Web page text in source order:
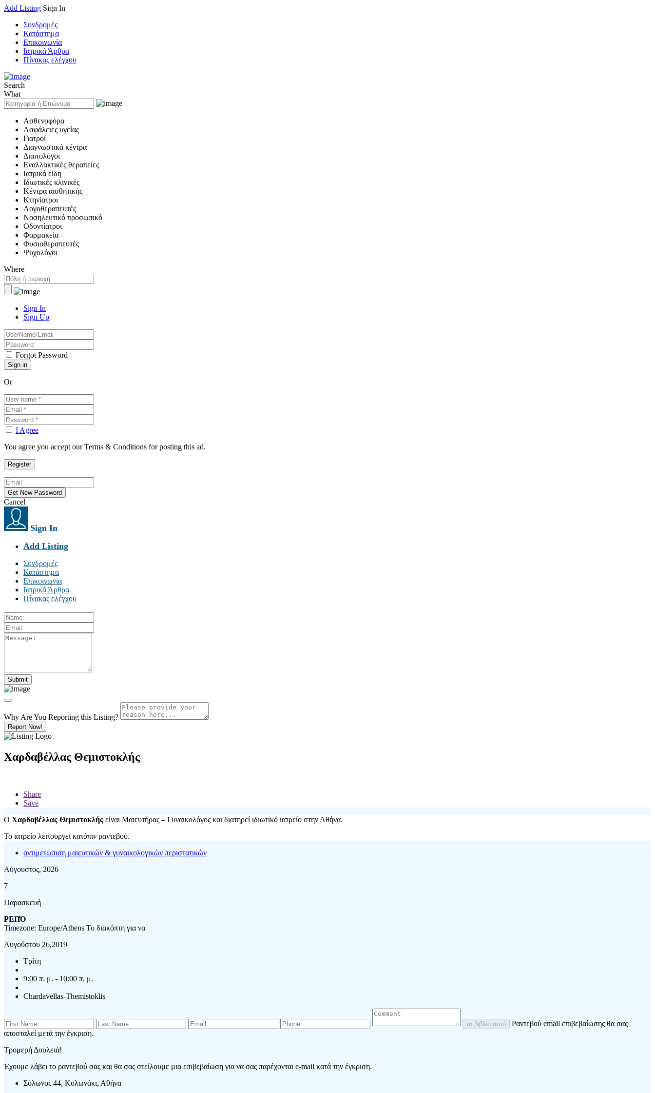
Add Listing Sign In
Συνδρομές
Κατάστημα
Επικοινωνία
Ιατρικά Άρθρα
Πίνακας ελέγχου
Search
What
Ασθενοφόρα
Ασφάλειες υγείας
Γιατροί
Διαγνωστικά κέντρα
Διαιτολόγοι
Εναλλακτικές θεραπείες
Ιατρικά είδη
Ιδιωτικές κλινικές
Κέντρα αισθητικής
Κτηνίατροι
Λογοθεραπευτές
Νοσηλευτικό προσωπικό
Οδοντίατροι
Φαρμακεία
Φυσιοθεραπευτές
Ψυχολόγοι
Where
Sign In
Sign Up
Forgot Password
Or
I Agree
You agree you accept our Terms & Conditions for posting this ad.
Cancel
Sign In
Add Listing
Συνδρομές
Κατάστημα
Επικοινωνία
Ιατρικά Άρθρα
Πίνακας ελέγχου
Why Are You Reporting this Listing?
Report Now!
Χαρδαβέλλας Θεμιστοκλής
Share
Save
Ο Χαρδαβέλλας Θεμιστοκλής είναι Μαιευτήρας – Γυναικολόγος και διατηρεί ιδιωτικό ιατρείο στην Αθήνα.
Το ιατρείο λειτουργεί κατόπιν ραντεβού.
αντιμετώπιση μαιευτικών & γυναικολογικών περιστατικών
Αύγουστος, 2026
7
Παρασκευή
ΡΕΠΌ
Timezone: Europe/Athens Το διακόπτη για να
Αυγούστου 26,2019
Τρίτη
9:00 π. μ. - 10:00 π. μ.
Chardavellas-Themistoklis
το βιβλίο αυτό
Ραντεβού email επιβεβαίωσης θα σας
αποσταλεί μετά την έγκριση.
Τρομερή Δουλειά!
Έχουμε λάβει το ραντεβού σας και θα σας στείλουμε μια επιβεβαίωση για να σας παρέχονται e-mail κατά την έγκριση.
Σόλωνος 44, Κολωνάκι, Αθήνα